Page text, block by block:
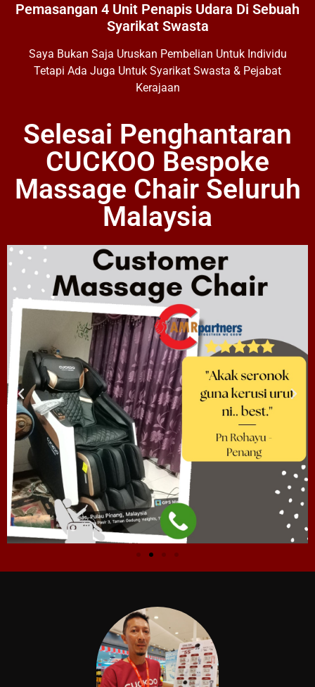
Pemasangan 4 Unit Penapis Udara Di Sebuah
Syarikat Swasta
Saya Bukan Saja Uruskan Pembelian Untuk Individu
Tetapi Ada Juga Untuk Syarikat Swasta & Pejabat
Kerajaan
Selesai Penghantaran
CUCKOO Bespoke
Massage Chair Seluruh
Malaysia